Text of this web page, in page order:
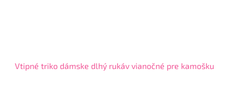
Vtipné triko dámske dlhý rukáv vianočné pre kamošku